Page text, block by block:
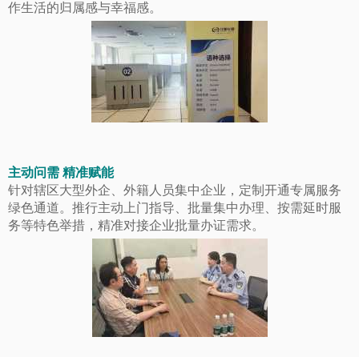
作生活的归属感与幸福感。
主动问需 精准赋能
针对辖区大型外企、外籍人员集中企业，定制开通专属服务
绿色通道。推行主动上门指导、批量集中办理、按需延时服
务等特色举措，精准对接企业批量办证需求。